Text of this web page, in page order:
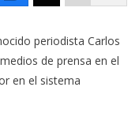
periodista Carlos
de prensa en el
en el sistema